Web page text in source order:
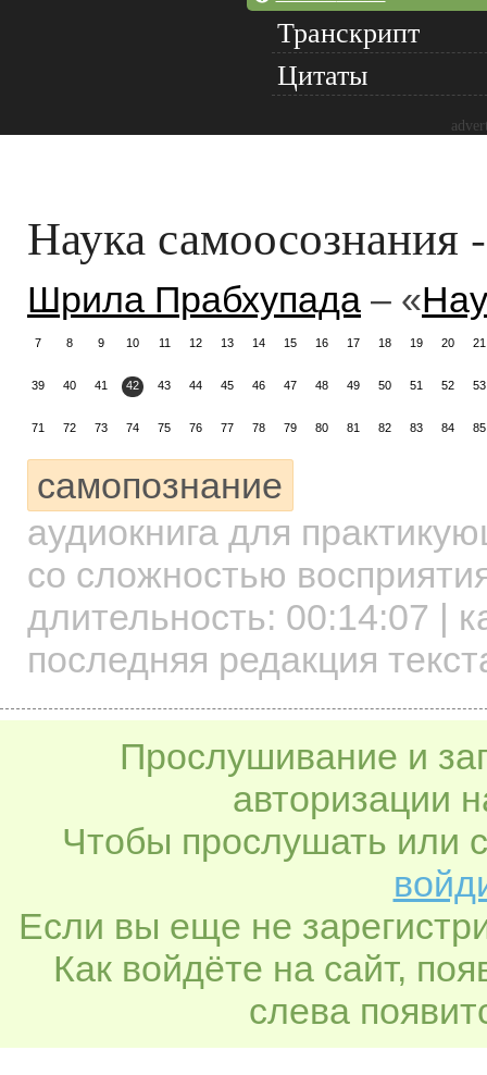
Транскрипт
Цитаты
Наука самоосознания
Шрила Прабхупада – «
7 8 9 10 11 12 13 14 15 16 17 18 19 20 21
39 40 41 42 43 44 45 46 47 48 49 50 51 52 53
71 72 73 74 75 76 77 78 79 80 81 82 83 84 85
самопознание
аудиокнига для
со сложностью
длительность: 00:14:07 |
последняя редакция
Прослушивание и
авторизации
Чтобы прослушать или
Если вы еще не
Как войдёте на сайт,
слева